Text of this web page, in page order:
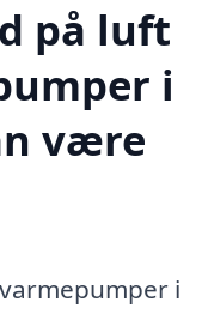
på luft
i
være
i